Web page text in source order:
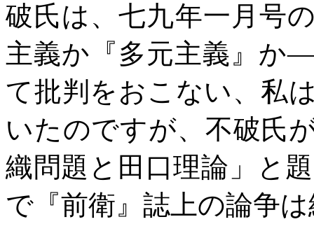
破氏は、七九年一月号
主義か『多元主義』か
て批判をおこない、私
いたのですが、不破氏
織問題と田口理論」と
で『前衛』誌上の論争